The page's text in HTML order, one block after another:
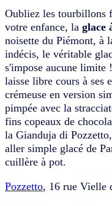
Oubliez les tourbillons
votre enfance, la glace
noisette du Piémont, à
indécis, le véritable
s'impose aucune
laisse libre cours à ses
crémeuse en version
pimpée avec la
fins copeaux de
la Gianduja di
aller simple glacé de
cuillère à pot.
Pozzetto, 16 rue Vielle